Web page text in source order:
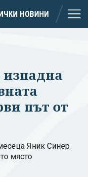
НОВИНИ
път от
Яник Синер
място